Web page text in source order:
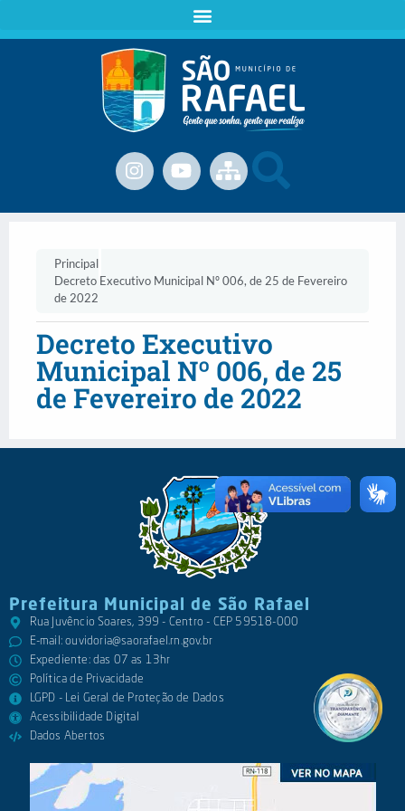
Principal
Decreto Executivo Municipal Nº 006, de 25 de Fevereiro
de 2022
Decreto Executivo
Municipal Nº 006, de 25
de Fevereiro de 2022
Prefeitura Municipal de São Rafael
Rua Juvêncio Soares, 399 - Centro - CEP 59518-000
E-mail:ouvidoria@saorafael.rn.gov.br
Expediente: das 07 as 13hr
Política de Privacidade
LGPD - Lei Geral de Proteção de Dados
Acessibilidade Digital
Dados Abertos